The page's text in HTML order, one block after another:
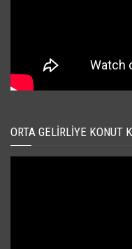
ORTA GELIRLIYE KONUT